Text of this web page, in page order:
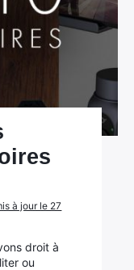
à jour le 27
droit à
ou